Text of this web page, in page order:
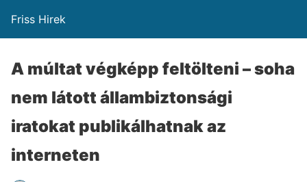
Friss Hirek
A múltat végképp feltölteni – soha
nem látott állambiztonsági
iratokat publikálhatnak az
interneten